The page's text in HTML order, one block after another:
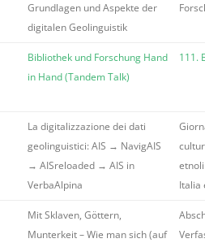
Grundlagen und Aspekte der
digitalen Geolinguistik
Bibliothek und Forschung Hand
in Hand (Tandem Talk)
111.
La digitalizzazione dei dati
geolinguistici: AIS → NavigAIS
→ AISreloaded → AIS in
VerbaAlpina
Italia
Mit Sklaven, Göttern,
Munterkeit – Wie man sich (auf